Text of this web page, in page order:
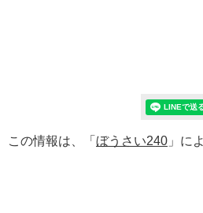
この情報は、「 ぼうさい240 」に